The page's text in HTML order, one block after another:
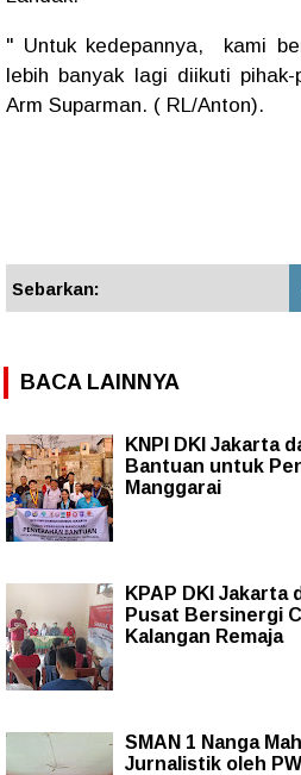
" Untuk kedepannya, kami
lebih banyak lagi diikuti
Arm Suparman. ( RL/Anton).
Sebarkan:
BACA LAINNYA
KNPI DKI Jakarta
Bantuan untuk
Manggarai
KPAP DKI Jakarta
Pusat Bersinergi
Kalangan Remaja
SMAN 1 Nanga
Jurnalistik oleh